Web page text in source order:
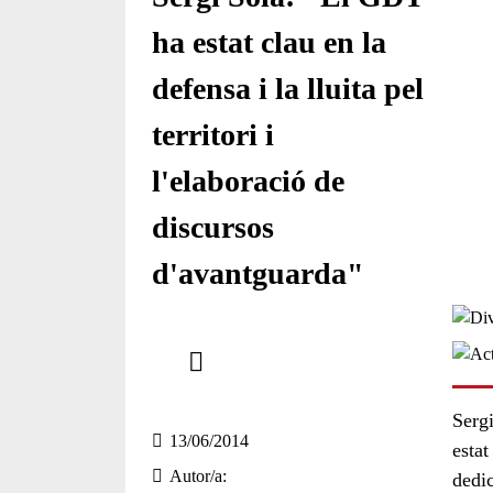
ha estat clau en la
defensa i la lluita pel
territori i
l'elaboració de
discursos
d'avantguarda"
13/06/2014
Autor/a